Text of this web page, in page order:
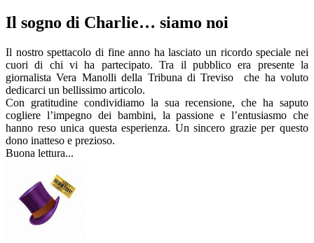
Il sogno di Charlie… siamo noi
Il nostro spettacolo di fine anno ha lasciato un ricordo speciale nei
cuori di chi vi ha partecipato. Tra il pubblico era presente la
giornalista Vera Manolli della Tribuna di Treviso che ha voluto
dedicarci un bellissimo articolo.
Con gratitudine condividiamo la sua recensione, che ha saputo
cogliere l’impegno dei bambini, la passione e l’entusiasmo che
hanno reso unica questa esperienza. Un sincero grazie per questo
dono inatteso e prezioso.
Buona lettura...